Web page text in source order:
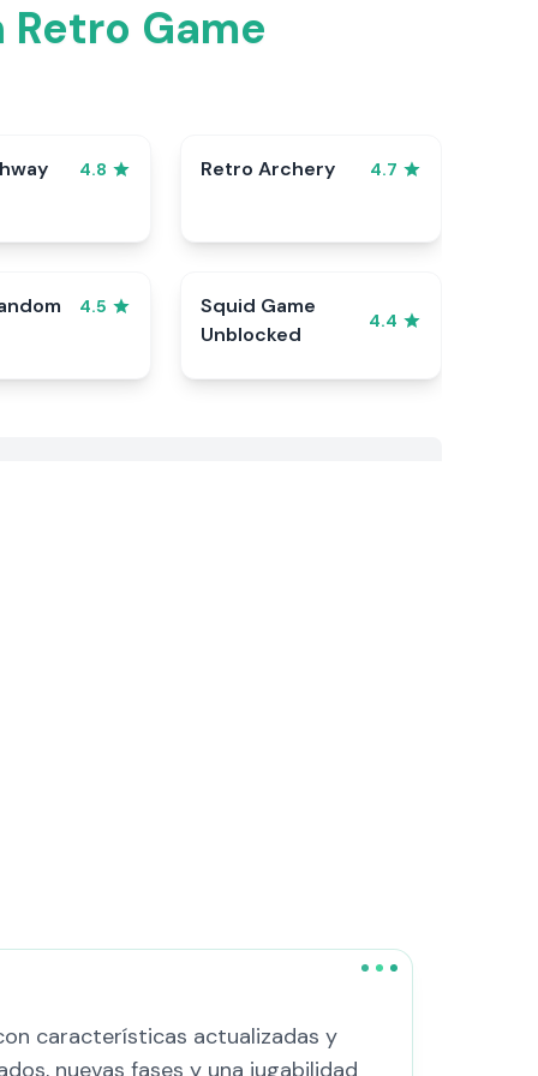
Game
4.8 Retro Archery 4.7
4.5
Squid Game
Unblocked
4.4
características actualizadas y
nuevas fases y una jugabilidad